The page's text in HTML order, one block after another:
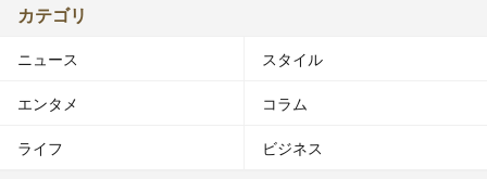
カテゴリ
ニュース スタイル
エンタメ コラム
ライフ ビジネス